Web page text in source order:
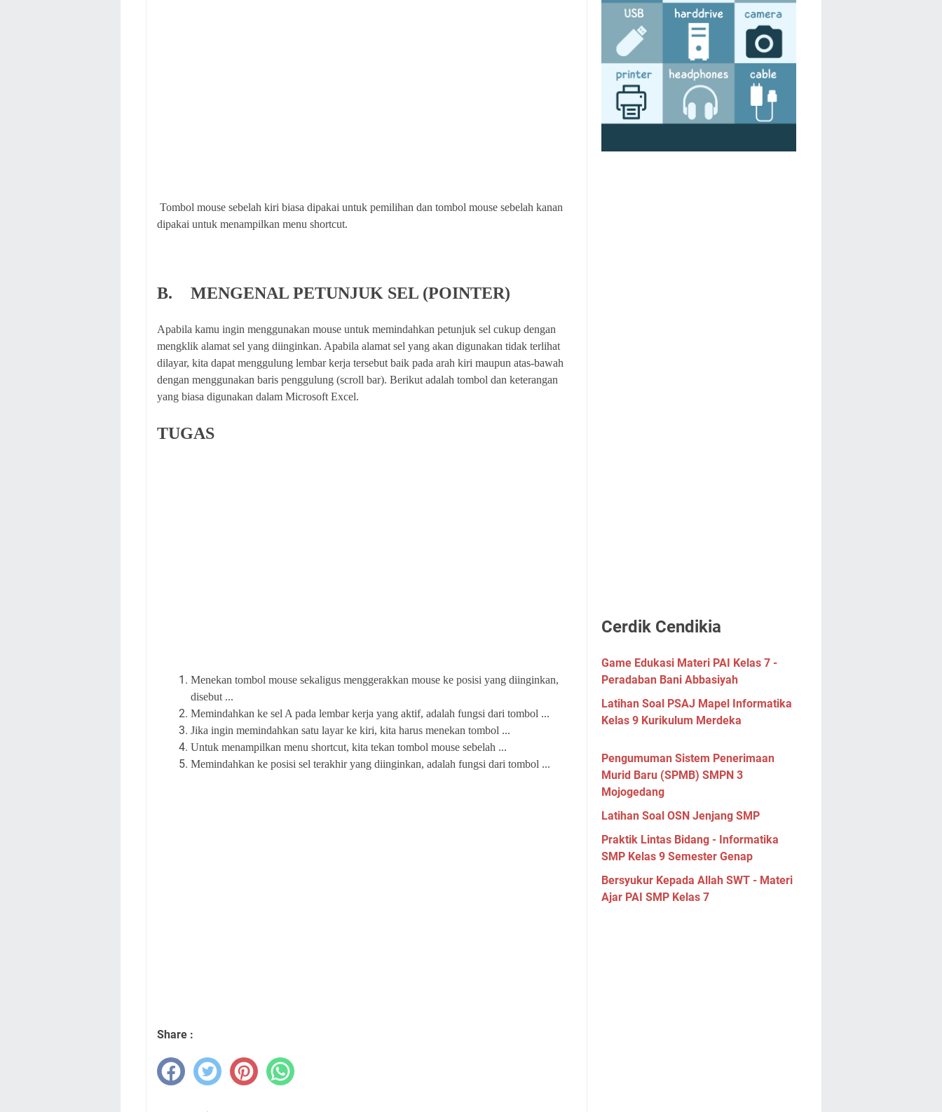
Tombol mouse sebelah kiri biasa dipakai untuk pemilihan dan tombol mouse sebelah kanan
dipakai untuk menampilkan menu shortcut.
B. MENGENAL PETUNJUK SEL (POINTER)
Apabila kamu ingin menggunakan mouse untuk memindahkan petunjuk sel cukup dengan
mengklik alamat sel yang diinginkan. Apabila alamat sel yang akan digunakan tidak terlihat
dilayar, kita dapat menggulung lembar kerja tersebut baik pada arah kiri maupun atas-bawah
dengan menggunakan baris penggulung (scroll bar). Berikut adalah tombol dan keterangan
yang biasa digunakan dalam Microsoft Excel.
TUGAS
Menekan tombol mouse sekaligus menggerakkan mouse ke posisi yang diinginkan,
disebut ...
Memindahkan ke sel A pada lembar kerja yang aktif, adalah fungsi dari tombol ...
Jika ingin memindahkan satu layar ke kiri, kita harus menekan tombol ...
Untuk menampilkan menu shortcut, kita tekan tombol mouse sebelah ...
Memindahkan ke posisi sel terakhir yang diinginkan, adalah fungsi dari tombol ...
Share :
Cerdik Cendikia
Game Edukasi Materi PAI Kelas 7 -
Peradaban Bani Abbasiyah
Latihan Soal PSAJ Mapel Informatika
Kelas 9 Kurikulum Merdeka
Pengumuman Sistem Penerimaan
Murid Baru (SPMB) SMPN 3
Mojogedang
Latihan Soal OSN Jenjang SMP
Praktik Lintas Bidang - Informatika
SMP Kelas 9 Semester Genap
Bersyukur Kepada Allah SWT - Materi
Ajar PAI SMP Kelas 7